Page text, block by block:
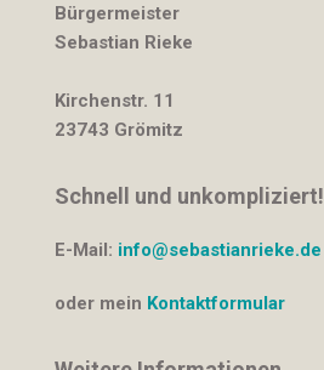
Bürgermeister
Sebastian Rieke
Kirchenstr. 11
23743 Grömitz
Schnell und unkompliziert!
E-Mail: info@sebastianrieke.de
oder mein Kontaktformular